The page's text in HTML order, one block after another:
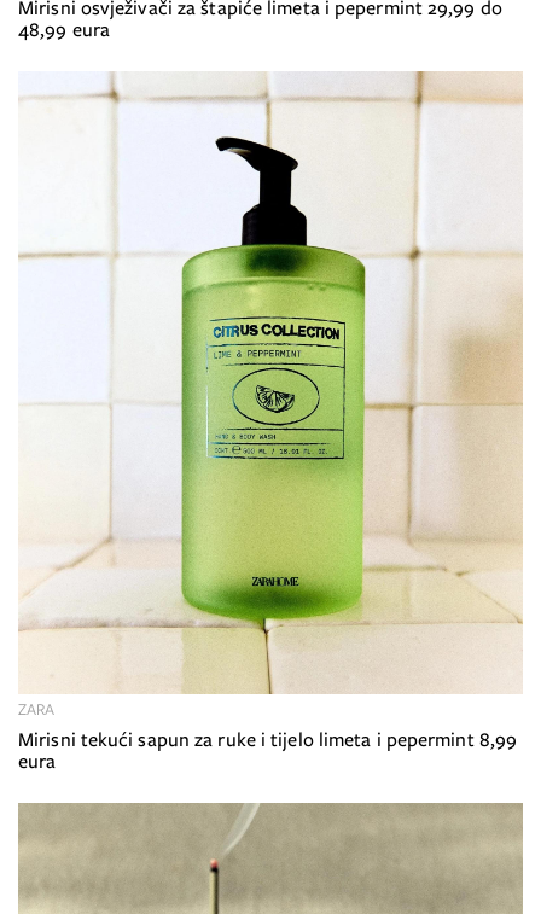
Mirisni osvježivači za štapiće limeta i pepermint 29,99 do
48,99 eura
Mirisni tekući sapun za ruke i tijelo limeta i pepermint 8,99
eura
ZARA